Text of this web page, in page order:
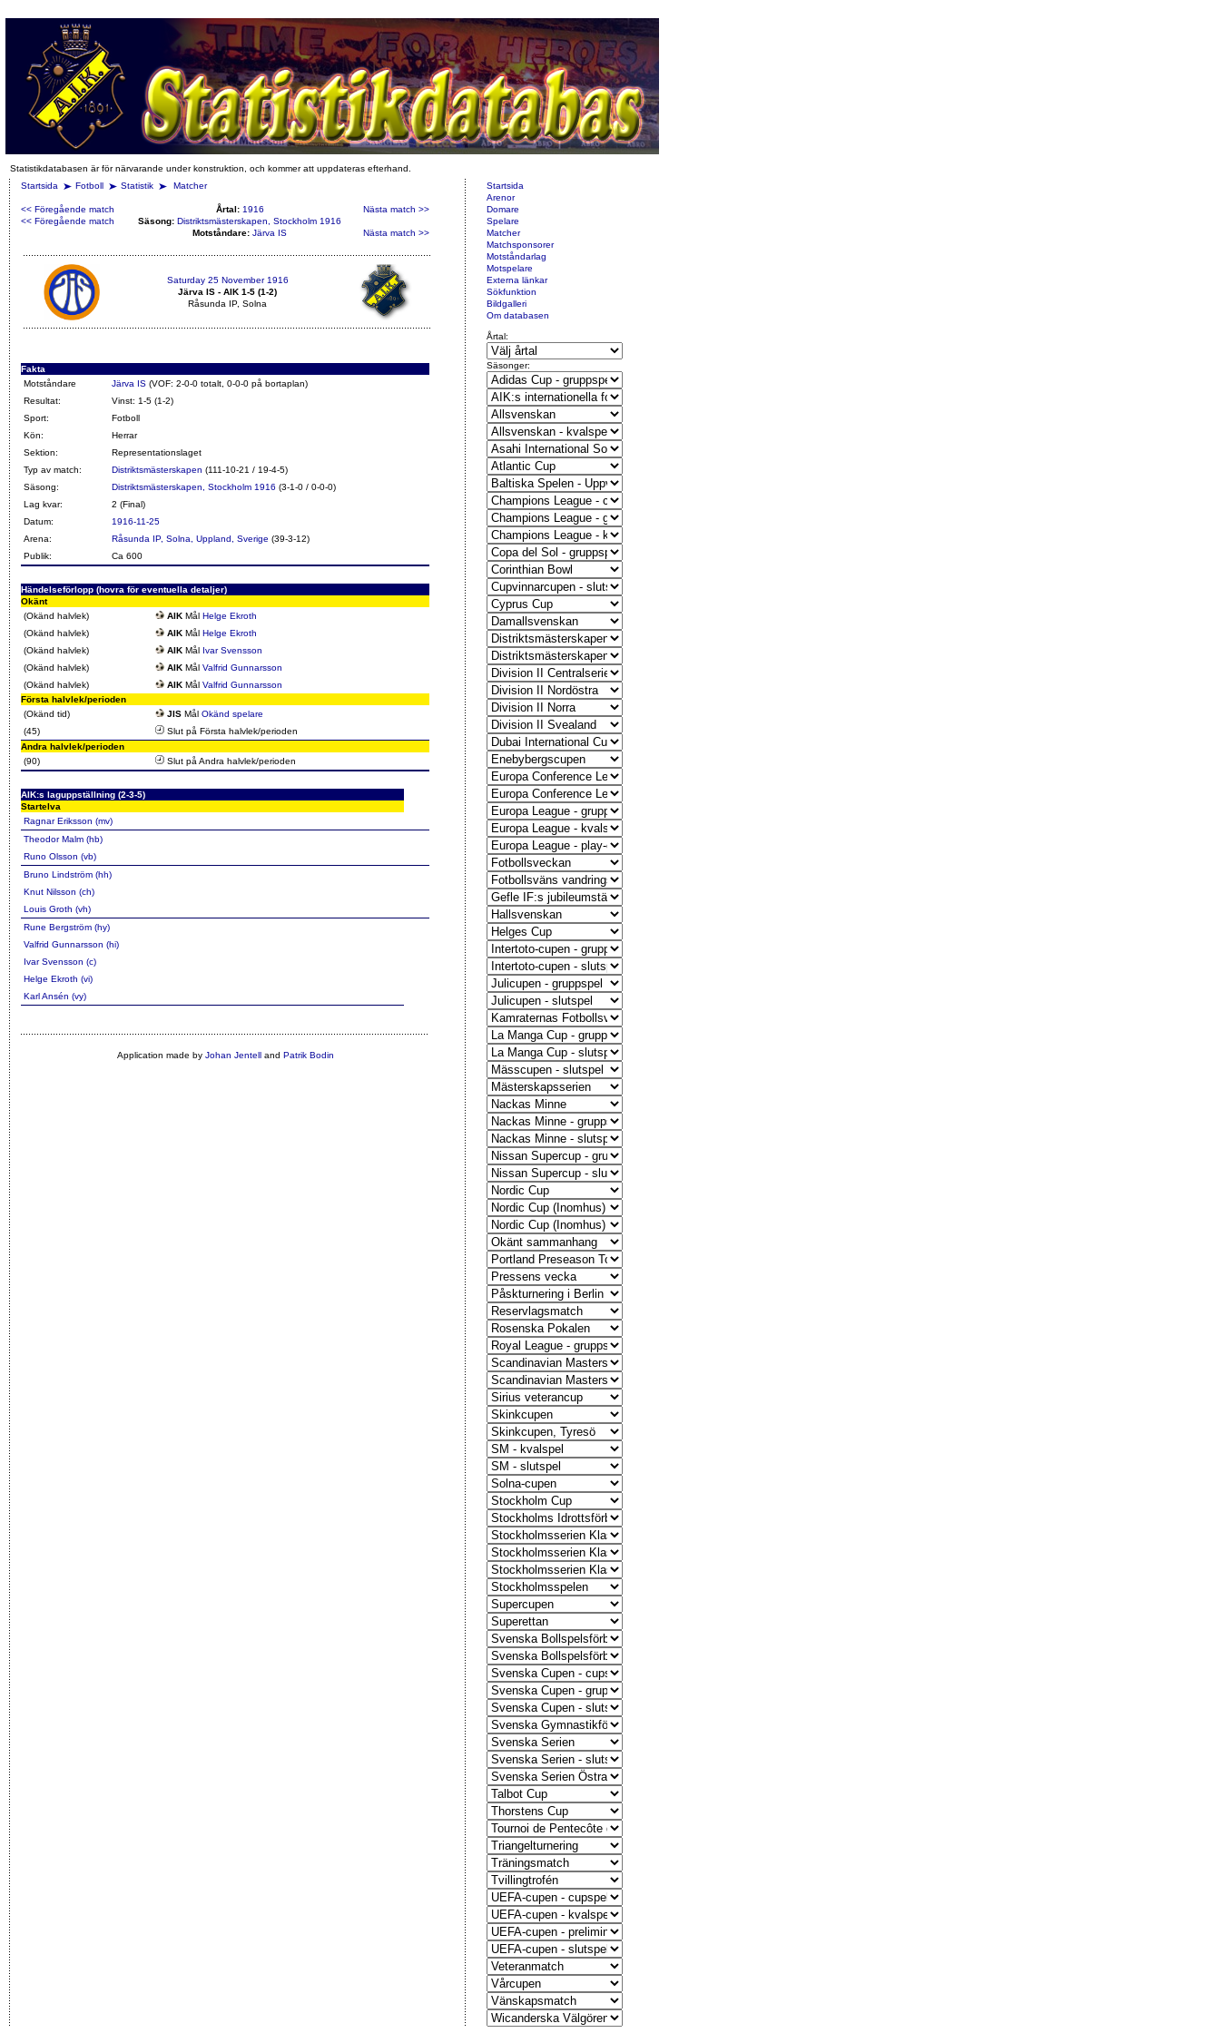
Statistikdatabasen är för närvarande under konstruktion, och kommer att uppdateras efterhand.
Startsida
Fotboll Statistik Matcher
<< Föregående match Årtal: 1916
Nästa match >>
<< Föregående match
Säsong: Distriktsmästerskapen, Stockholm 1916
Motståndare: Järva IS Nästa match >>
Saturday 25 November 1916
Järva IS - AIK 1-5 (1-2)
Råsunda IP, Solna
Fakta
Motståndare
Järva IS (VOF: 2-0-0 totalt, 0-0-0 på bortaplan)
Resultat:
Vinst: 1-5 (1-2)
Sport:
Fotboll
Kön:
Herrar
Sektion:
Representationslaget
Typ av match:
Distriktsmästerskapen (111-10-21 / 19-4-5)
Säsong:
Distriktsmästerskapen, Stockholm 1916 (3-1-0 / 0-0-0)
Lag kvar:
2 (Final)
Datum:
1916-11-25
Arena:
Råsunda IP, Solna, Uppland, Sverige (39-3-12)
Publik:
Ca 600
Händelseförlopp (hovra för eventuella detaljer)
Okänt
(Okänd halvlek)
AIK Mål Helge Ekroth
(Okänd halvlek)
AIK Mål Helge Ekroth
(Okänd halvlek)
AIK Mål Ivar Svensson
(Okänd halvlek)
AIK Mål Valfrid Gunnarsson
(Okänd halvlek)
AIK Mål Valfrid Gunnarsson
Första halvlek/perioden
(Okänd tid)
JIS Mål Okänd spelare
(45)
Slut på Första halvlek/perioden
Andra halvlek/perioden
(90)
Slut på Andra halvlek/perioden
AIK:s laguppställning (2-3-5)
Startelva
Ragnar Eriksson (mv)
Theodor Malm (hb)
Runo Olsson (vb)
Bruno Lindström (hh)
Knut Nilsson (ch)
Louis Groth (vh)
Rune Bergström (hy)
Valfrid Gunnarsson (hi)
Ivar Svensson (c)
Helge Ekroth (vi)
Karl Ansén (vy)
Application made by Johan Jentelland Patrik Bodin
Startsida
Arenor
Domare
Spelare
Matcher
Matchsponsorer
Motståndarlag
Motspelare
Externa länkar
Sökfunktion
Bildgalleri
Om databasen
Årtal:
Säsonger: